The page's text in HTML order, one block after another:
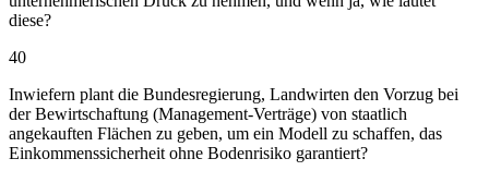
diese?
40
Inwiefern plant die Bundesregierung, Landwirten den Vorzug bei
der Bewirtschaftung (Management-Verträge) von staatlich
angekauften Flächen zu geben, um ein Modell zu schaffen, das
Einkommenssicherheit ohne Bodenrisiko garantiert?